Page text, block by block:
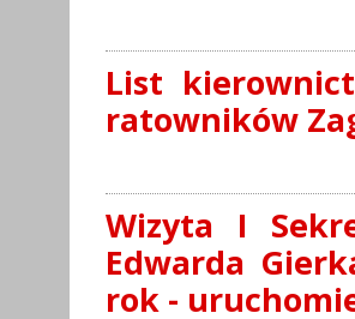
List
ratowników
Wizyta I
Edwarda
rok -